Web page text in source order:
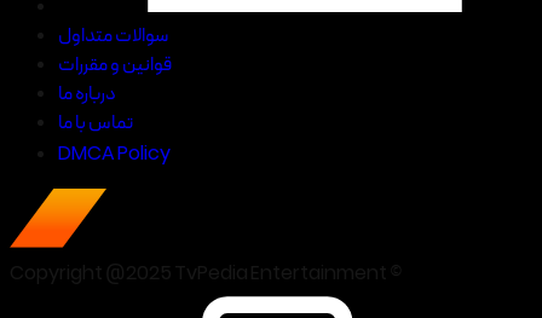
سوالات متداول
قوانین و مقررات
درباره ما
تماس با ما
DMCA Policy